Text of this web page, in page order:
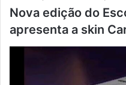
Nova edição do
apresenta a skin